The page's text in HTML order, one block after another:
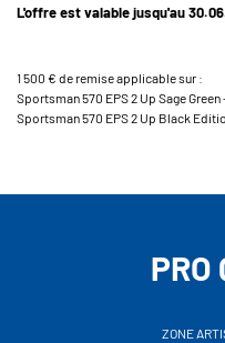
L'offre est valable jusqu'au
1 500 € de remise applicable sur :
Sportsman 570 EPS 2 Up Sage Green
Sportsman 570 EPS 2 Up Black
PRO
ZONE